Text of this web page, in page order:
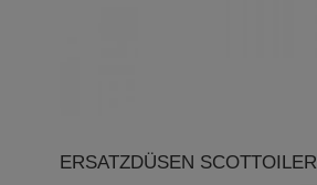
ERSATZDÜSEN SCOTTOILER